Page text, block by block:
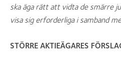
ska äga rätt att vidta de smärre
visa sig erforderliga i samband
STÖRRE AKTIEÄGARES